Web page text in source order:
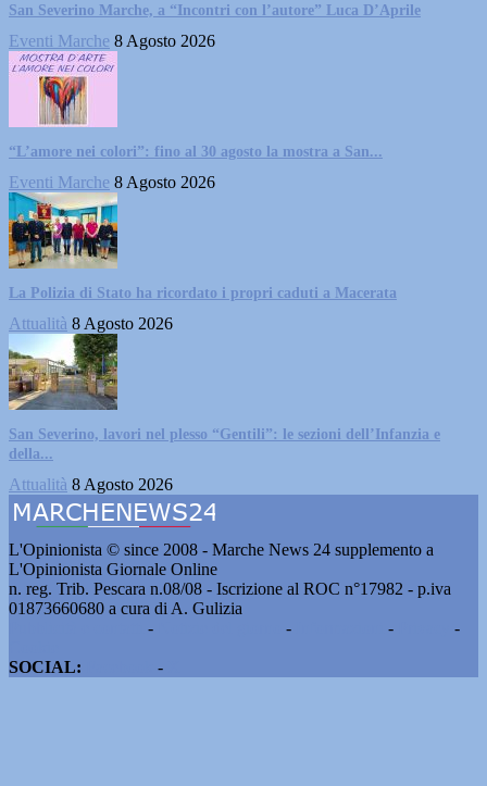
San Severino Marche, a “Incontri con l’autore” Luca D’Aprile
Eventi Marche 8 Agosto 2026
“L’amore nei colori”: fino al 30 agosto la mostra a San...
Eventi Marche 8 Agosto 2026
La Polizia di Stato ha ricordato i propri caduti a Macerata
Attualità 8 Agosto 2026
San Severino, lavori nel plesso “Gentili”: le sezioni dell’Infanzia e
della...
Attualità 8 Agosto 2026
L'Opinionista © since 2008 - Marche News 24 supplemento a
L'Opinionista Giornale Online
n. reg. Trib. Pescara n.08/08 - Iscrizione al ROC n°17982 - p.iva
01873660680 a cura di A. Gulizia
- - -
-
SOCIAL:
-